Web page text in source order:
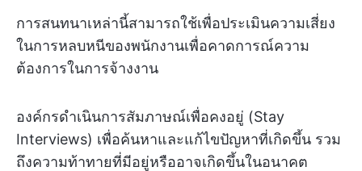
การสนทนาเหล่านี้สามารถใช้เพื่อประเมินความเสี่ยง
ในการหลบหนีของพนักงานเพื่อคาดการณ์ความ
ต้องการในการจ้างงาน
องค์กรดำเนินการสัมภาษณ์เพื่อคงอยู่ (Stay
Interviews) เพื่อค้นหาและแก้ไขปัญหาที่เกิดขึ้น รวม
ถึงความท้าทายที่มีอยู่หรืออาจเกิดขึ้นในอนาคต